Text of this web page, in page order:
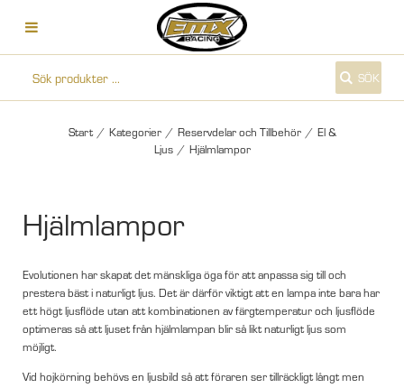
SÖK
Start / Kategorier / Reservdelar och Tillbehör / El &
Ljus / Hjälmlampor
Hjälmlampor
Evolutionen har skapat det mänskliga öga för att anpassa sig till och
prestera bäst i naturligt ljus. Det är därför viktigt att en lampa inte bara har
ett högt ljusflöde utan att kombinationen av färgtemperatur och ljusflöde
optimeras så att ljuset från hjälmlampan blir så likt naturligt ljus som
möjligt.
Vid hojkörning behövs en ljusbild så att föraren ser tillräckligt långt men